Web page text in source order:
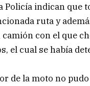
Policía indican que
ruta y
con el que
el cual se había
de la moto no